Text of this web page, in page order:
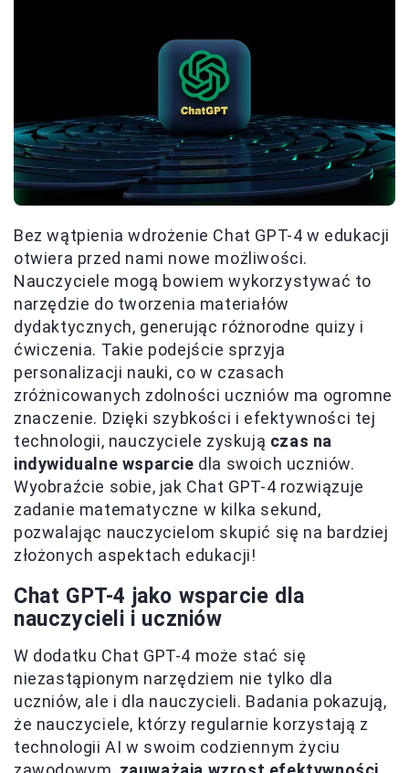
Bez wątpienia wdrożenie Chat GPT-4 w edukacji
otwiera przed nami nowe możliwości.
Nauczyciele mogą bowiem wykorzystywać to
narzędzie do tworzenia materiałów
dydaktycznych, generując różnorodne quizy i
ćwiczenia. Takie podejście sprzyja
personalizacji nauki, co w czasach
zróżnicowanych zdolności uczniów ma ogromne
znaczenie. Dzięki szybkości i efektywności tej
technologii, nauczyciele zyskują czas na
indywidualne wsparcie dla swoich uczniów.
Wyobraźcie sobie, jak Chat GPT-4 rozwiązuje
zadanie matematyczne w kilka sekund,
pozwalając nauczycielom skupić się na bardziej
złożonych aspektach edukacji!
Chat GPT-4 jako wsparcie dla
nauczycieli i uczniów
W dodatku Chat GPT-4 może stać się
niezastąpionym narzędziem nie tylko dla
uczniów, ale i dla nauczycieli. Badania pokazują,
że nauczyciele, którzy regularnie korzystają z
technologii AI w swoim codziennym życiu